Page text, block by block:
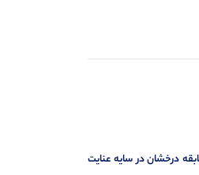
درخشان در سایه عنایت